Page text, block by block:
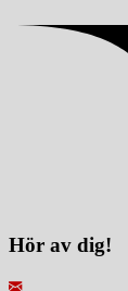
Hör av dig!